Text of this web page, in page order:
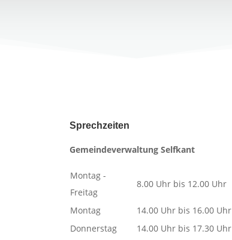
Sprechzeiten
Gemeindeverwaltung Selfkant
Montag -
Freitag
8.00 Uhr bis 12.00 Uhr
Montag
14.00 Uhr bis 16.00 Uhr
Donnerstag
14.00 Uhr bis 17.30 Uhr